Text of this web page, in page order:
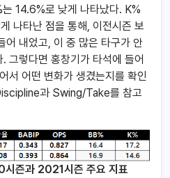
14.6%로 낮게 나타났다. K%
나타난 점을 통해, 이전시즌 보
어 내었고, 이 중 많은 타구가 안
그렇다면 홍창기가 타석에 들어
서 어떤 변화가 생겼는지를 확인
과 Swing/Take를 참고
즌과 2021시즌 주요 지표